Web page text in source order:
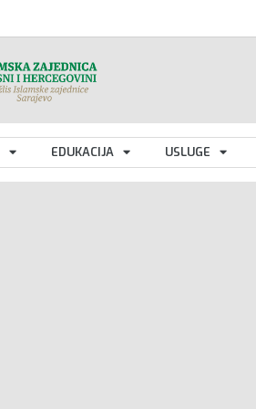
EDUKACIJA USLUGE